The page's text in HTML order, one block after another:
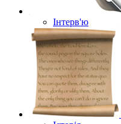
Інтерв'ю